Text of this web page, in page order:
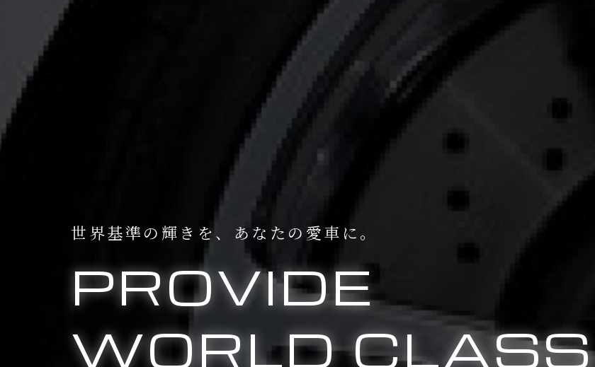
世界基準の輝きを、 あなたの愛車に。
PROVIDE
WORLD CLASS